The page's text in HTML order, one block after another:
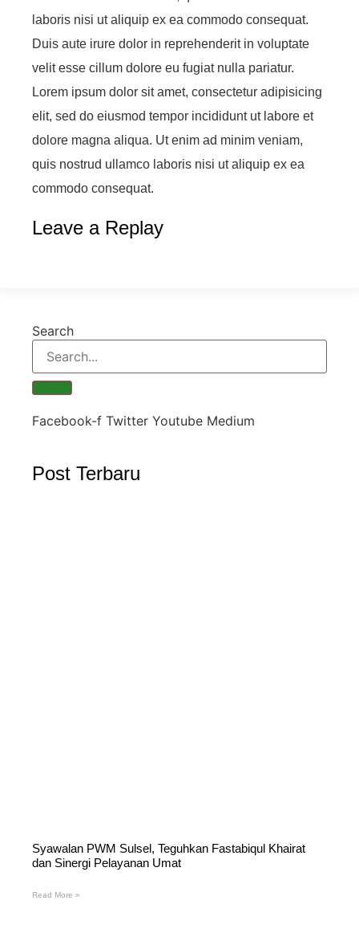
laboris nisi ut aliquip ex ea commodo consequat.
Duis aute irure dolor in reprehenderit in voluptate
velit esse cillum dolore eu fugiat nulla pariatur.
Lorem ipsum dolor sit amet, consectetur adipisicing
elit, sed do eiusmod tempor incididunt ut labore et
dolore magna aliqua. Ut enim ad minim veniam,
quis nostrud ullamco laboris nisi ut aliquip ex ea
commodo consequat.
Leave a Replay
Search
Facebook-f Twitter Youtube Medium
Post Terbaru
Syawalan PWM Sulsel, Teguhkan Fastabiqul Khairat
dan Sinergi Pelayanan Umat
Read More »